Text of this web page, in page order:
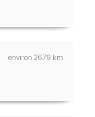
environ 2679 km